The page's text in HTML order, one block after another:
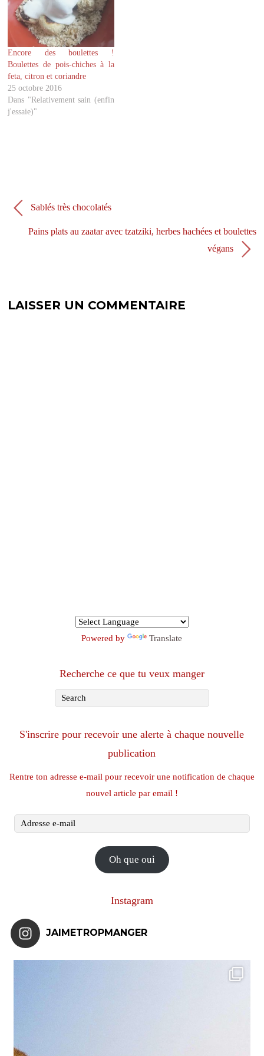
e
r
(
o
u
v
e
d
a
n
s
u
n
n
ê
r
e
b
o
o
k
(
o
r
e
d
a
n
s
e
n
t
r
Encore des boulettes !
Boulettes de pois-chiches à la
feta, citron et coriandre
25 octobre 2016
Dans "Relativement sain (enfin
j'essaie)"
Sablés très chocolatés
Pains plats au zaatar avec tzatziki, herbes hachées et boulettes
végans
LAISSER UN COMMENTAIRE
Powered by Translate
Recherche ce que tu veux manger
S'inscrire pour recevoir une alerte à chaque nouvelle
publication
Rentre ton adresse e-mail pour recevoir une notification de chaque
nouvel article par email !
Adresse
Oh que oui
Instagram
JAIMETROPMANGER